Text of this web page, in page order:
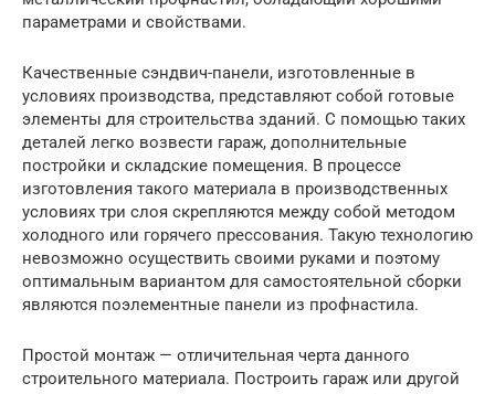
параметрами и свойствами.
Качественные сэндвич-панели, изготовленные в
условиях производства, представляют собой готовые
элементы для строительства зданий. С помощью таких
деталей легко возвести гараж, дополнительные
постройки и складские помещения. В процессе
изготовления такого материала в производственных
условиях три слоя скрепляются между собой методом
холодного или горячего прессования. Такую технологию
невозможно осуществить своими руками и поэтому
оптимальным вариантом для самостоятельной сборки
являются поэлементные панели из профнастила.
Простой монтаж — отличительная черта данного
строительного материала. Построить гараж или другой